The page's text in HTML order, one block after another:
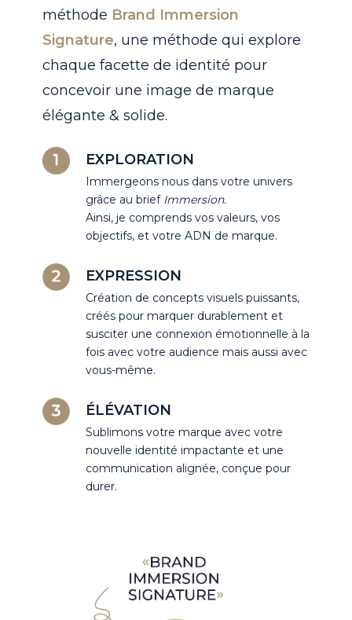
méthode Brand Immersion
Signature, une méthode qui explore
chaque facette de identité pour
concevoir une image de marque
élégante & solide.
EXPLORATION
Immergeons nous dans votre univers
grâce au brief Immersion.
Ainsi, je comprends vos valeurs, vos
objectifs, et votre ADN de marque.
EXPRESSION
Création de concepts visuels puissants,
créés pour marquer durablement et
susciter une connexion émotionnelle à la
fois avec votre audience mais aussi avec
vous-même.
ÉLÉVATION
Sublimons votre marque avec votre
nouvelle identité impactante et une
communication alignée, conçue pour
durer.